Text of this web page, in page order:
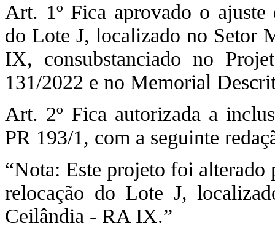
Art. 1º Fica aprovado o ajuste
do Lote J, localizado no Setor
IX, consubstanciado no
131/2022 e no Memorial
Art. 2º Fica autorizada a
PR 193/1, com a seguinte
“Nota: Este projeto foi alterado
relocação do Lote J,
Ceilândia - RA IX.”